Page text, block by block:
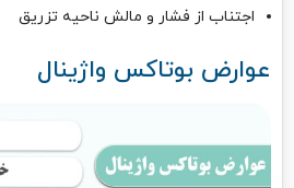
اجتناب از فشار و مالش ناحیه تزریق
عوارض بوتاکس واژینال